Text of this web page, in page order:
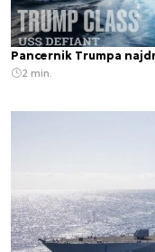
Pancernik Trumpa
2 min.